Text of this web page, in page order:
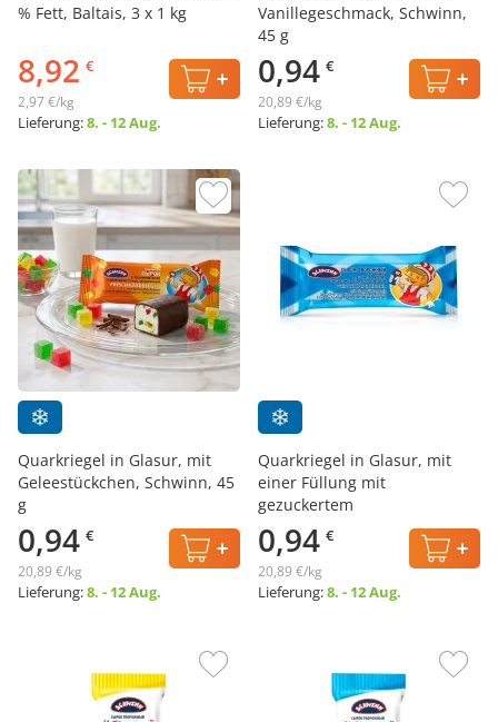
% Fett, Baltais, 3 х 1 kg
8,92 €
2,97 €/kg
Lieferung:8. - 12 Aug.
Vanillegeschmack, Schwinn,
45 g
0,94 €
20,89 €/kg
Lieferung:8. - 12 Aug.
Quarkriegel in Glasur, mit
Geleestückchen, Schwinn, 45
g
0,94 €
20,89 €/kg
Lieferung:8. - 12 Aug.
Quarkriegel in Glasur, mit
einer Füllung mit
gezuckertem
Kondesmilcherzeugnis,
Schwinn, 45 g
0,94 €
20,89 €/kg
Lieferung:8. - 12 Aug.